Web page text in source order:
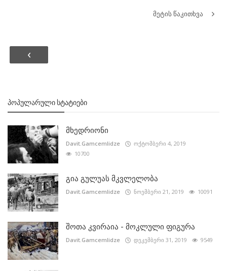
მეტის წაკითხვა
‹
ᲞᲝᲞᲣᲚᲐᲠᲣᲚᲘ ᲡᲢᲐᲢᲘᲔᲑᲘ
მხედრიონი
Davit.Gamcemlidze
ოქტომბერი 4, 2019
10700
გია გულუას მკვლელობა
Davit.Gamcemlidze ნოემბერი 21, 2019 10091
შოთა კვირაია - მოკლული ფიგურა
Davit.Gamcemlidze დეკემბერი 31, 2019 9549